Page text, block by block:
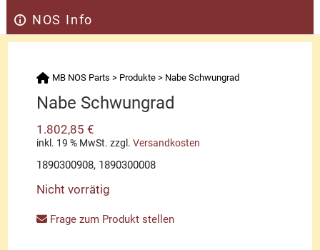
NOS Info
MB NOS Parts > Produkte > Nabe Schwungrad
Nabe Schwungrad
1.802,85€
inkl. 19 % MwSt. zzgl.Versandkosten
1890300908, 1890300008
Nicht vorrätig
Frage zum Produkt stellen